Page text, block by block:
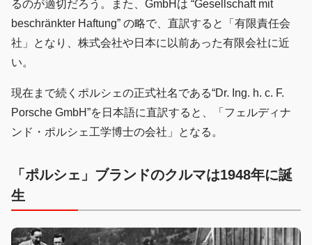
るのが適切だろう。また、GmbHは “Gesellschaft mit
beschränkter Haftung” の略で、直訳すると「有限責任会
社」となり、株式会社や日本に以前あった有限会社に近
い。
現在まで続くポルシェの正式社名である“Dr. Ing. h. c. F.
Porsche GmbH”を日本語に直訳すると、「フェルディナ
ンド・ポルシェ工学博士の会社」となる。
「ポルシェ」ブランドのクルマは1948年に誕
生